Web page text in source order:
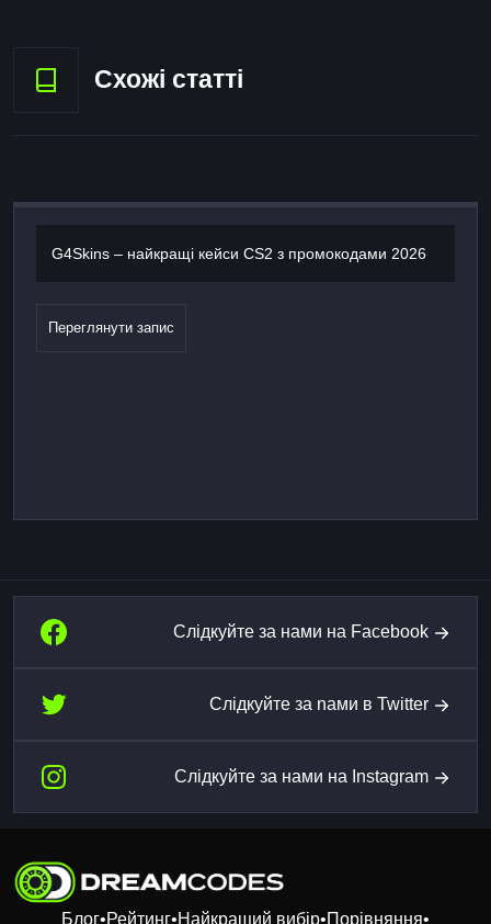
Схожі статті
G4Skins – найкращі кейси CS2 з промокодами 2026
Переглянути запис
Слідкуйте за нами на Facebook
Слідкуйте за nами в Twitter
Слідкуйте за нами на Instagram
Блог•Рейтинг•Найкращий вибір•Порівняння•